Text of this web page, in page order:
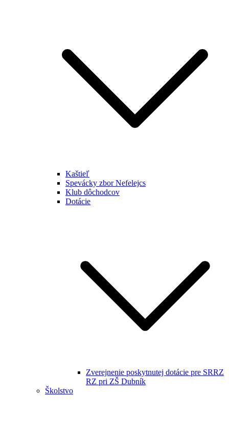
Kaštieľ
Spevácky zbor Nefelejcs
Klub dôchodcov
Dotácie
Zverejnenie poskytnutej dotácie pre SRRZ
RZ pri ZŠ Dubník
Školstvo